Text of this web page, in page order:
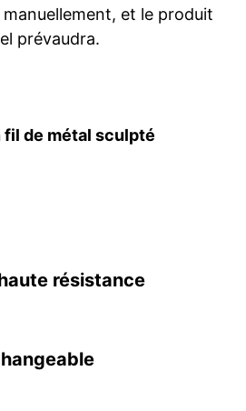
et le produit
prévaudra.
fil de métal sculpté
résistance